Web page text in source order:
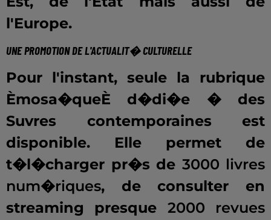
l'Europe.
UNE PROMOTION DE L'ACTUALIT� CULTURELLE
Pour l'instant, seule la rubrique
Èmosa�queÈ d�di�e � des
Suvres contemporaines est
disponible. Elle permet de
t�l�charger pr�s de 3000 livres
num�riques, de consulter en
streaming presque 2000 revues